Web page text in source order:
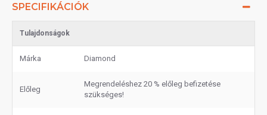
SPECIFIKÁCIÓK
Tulajdonságok
Márka Diamond
Előleg
Megrendeléshez 20 % előleg befizetése
szükséges!